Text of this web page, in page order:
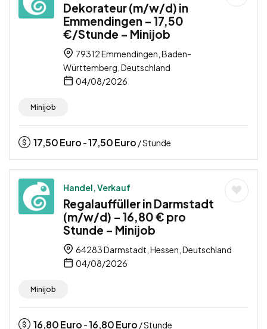
Dekorateur (m/w/d) in
Emmendingen – 17,50
€/Stunde – Minijob
79312 Emmendingen, Baden-
Württemberg, Deutschland
04/08/2026
Minijob
17,50Euro -17,50Euro / Stunde
Handel, Verkauf
Regalauffüller in Darmstadt
(m/w/d) – 16,80 € pro
Stunde – Minijob
64283 Darmstadt, Hessen, Deutschland
04/08/2026
Minijob
16,80Euro -16,80Euro / Stunde